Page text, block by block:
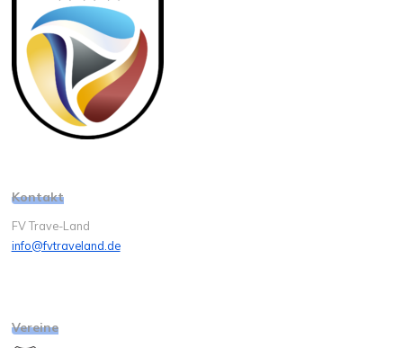
Kontakt
FV Trave-Land
info@fvtraveland.de
Vereine